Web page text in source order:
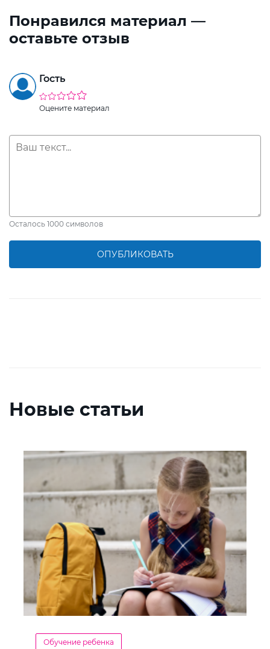
Понравился материал —
оставьте отзыв
Гость
Оцените материал
Осталось 1000 символов
ОПУБЛИКОВАТЬ
Новые статьи
Обучение ребенка